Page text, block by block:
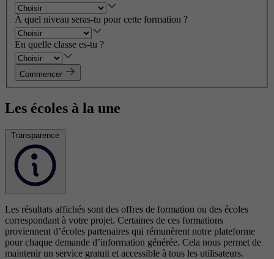
À quel niveau seras-tu pour cette formation ?
En quelle classe es-tu ?
Commencer
Les écoles à la une
Transparence
Les résultats affichés sont des offres de formation ou des écoles
correspondant à votre projet. Certaines de ces formations
proviennent d’écoles partenaires qui rémunèrent notre plateforme
pour chaque demande d’information générée. Cela nous permet de
maintenir un service gratuit et accessible à tous les utilisateurs.